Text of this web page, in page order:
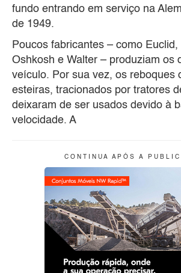
fundo entrando em serviço na
de 1949.
Poucos fabricantes – como Euclid,
Oshkosh e Walter – produziam os
veículo. Por sua vez, os reboques
esteiras, tracionados por tratores
deixaram de ser usados devido à
velocidade. A
C O N T I N U A A P Ó S A P U B L I C